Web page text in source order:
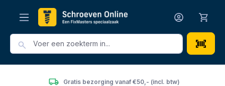
Het grootste en voordeligste assortiment van